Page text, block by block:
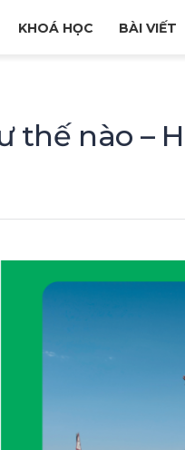
KHOÁ HỌC BÀI VIẾT
thế nào –